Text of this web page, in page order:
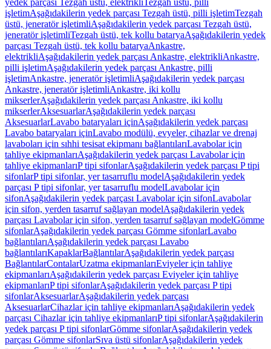
yedek parçası Tezgah üstü, elektrikli Tezgah üstü, pilli
işletimAşağıdakilerin yedek parçası Tezgah üstü, pilli işletimTezgah
üstü, jeneratör işletimliAşağıdakilerin yedek parçası Tezgah üstü,
jeneratör işletimliTezgah üstü, tek kollu bataryaAşağıdakilerin yedek
parçası Tezgah üstü, tek kollu bataryaAnkastre,
elektrikliAşağıdakilerin yedek parçası Ankastre, elektrikliAnkastre,
pilli işletimAşağıdakilerin yedek parçası Ankastre, pilli
işletimAnkastre, jeneratör işletimliAşağıdakilerin yedek parçası
Ankastre, jeneratör işletimliAnkastre, iki kollu
mikserlerAşağıdakilerin yedek parçası Ankastre, iki kollu
mikserlerAksesuarlarAşağıdakilerin yedek parçası
AksesuarlarLavabo bataryaları içinAşağıdakilerin yedek parçası
Lavabo bataryaları içinLavabo modülü, evyeler, cihazlar ve drenaj
lavaboları için sıhhi tesisat ekipmanı bağlantılarıLavabolar için
tahliye ekipmanlarıAşağıdakilerin yedek parçası Lavabolar için
tahliye ekipmanlarıP tipi sifonlarAşağıdakilerin yedek parçası P tipi
sifonlarP tipi sifonlar, yer tasarruflu modelAşağıdakilerin yedek
parçası P tipi sifonlar, yer tasarruflu modelLavabolar için
sifonAşağıdakilerin yedek parçası Lavabolar için sifonLavabolar
için sifon, yerden tasarruf sağlayan modelAşağıdakilerin yedek
parçası Lavabolar için sifon, yerden tasarruf sağlayan modelGömme
sifonlarAşağıdakilerin yedek parçası Gömme sifonlarLavabo
bağlantılarıAşağıdakilerin yedek parçası Lavabo
bağlantılarıKapaklarBağlantılarAşağıdakilerin yedek parçası
BağlantılarContalarUzatma ekipmanlarıEviyeler için tahliye
ekipmanlarıAşağıdakilerin yedek parçası Eviyeler için tahliye
ekipmanlarıP tipi sifonlarAşağıdakilerin yedek parçası P tipi
sifonlarAksesuarlarAşağıdakilerin yedek parçası
AksesuarlarCihazlar için tahliye ekipmanlarıAşağıdakilerin yedek
parçası Cihazlar için tahliye ekipmanlarıP tipi sifonlarAşağıdakilerin
yedek parçası P tipi sifonlarGömme sifonlarAşağıdakilerin yedek
parçası Gömme sifonlarSıva üstü sifonlarAşağıdakilerin yedek